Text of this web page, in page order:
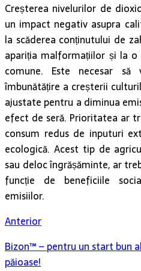
Creșterea nivelurilor de
un impact negativ asupra
la scăderea conținutului de
apariția malformațiilor și la o
comune. Este necesar să
îmbunătățire a creșterii
ajustate pentru a diminua
efect de seră. Prioritatea ar
consum redus de inputuri
ecologică. Acest tip de
sau deloc îngrășăminte, ar
funcție de beneficiile
emisiilor.
Anterior
Bizon™ – pentru un start bun
păioase!